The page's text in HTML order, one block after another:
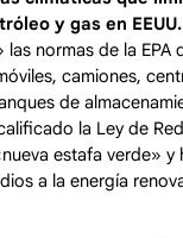
y gas en EEUU.
normas de la EPA
camiones,
de
la Ley de
estafa verde» y
a la energía